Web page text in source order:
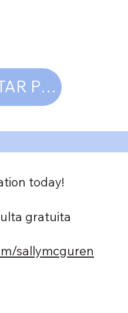
gratuita
sallymcguren
today!